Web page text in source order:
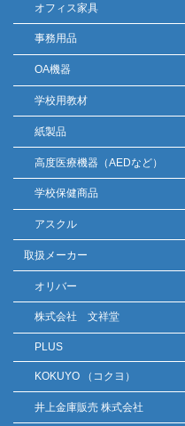
オフィス家具
事務用品
OA機器
学校用教材
紙製品
高度医療機器（AEDなど）
学校保健商品
アスクル
取扱メーカー
オリバー
株式会社 文祥堂
PLUS
KOKUYO （コクヨ）
井上金庫販売 株式会社